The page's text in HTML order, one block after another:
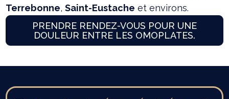
Terrebonne,Saint-Eustache et environs.
PRENDRE RENDEZ-VOUS POUR UNE
DOULEUR ENTRE LES OMOPLATES.